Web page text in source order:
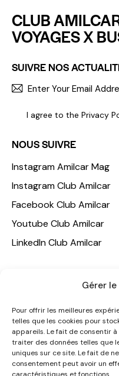
Gérer
Pour offrir les meilleures
telles que les cookies pour
appareils. Le fait de consentir
traiter des données telles que
uniques sur ce site. Le fait de
consentement peut avoir un
CLUB
VOYAGES X
SUIVRE NOS
I agree to the Privacy
NOUS SUIVRE
Instagram Amilcar Mag
Instagram Club Amilcar
Facebook Club Amilcar
Youtube Club Amilcar
LinkedIn Club Amilcar
AMILCAR TRAVEL CLUB
CLUB AMILCAR, Club
AGENCE MEDIANE
CONTACT